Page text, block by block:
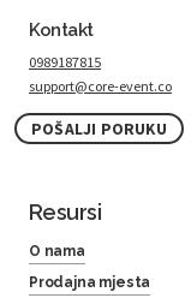
Kontakt
0989187815
support@core-event.co
POŠALJI PORUKU
Resursi
O nama
Prodajna mjesta